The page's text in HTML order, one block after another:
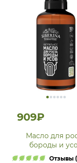
909₽
Масло для
бороды и
Отзывы